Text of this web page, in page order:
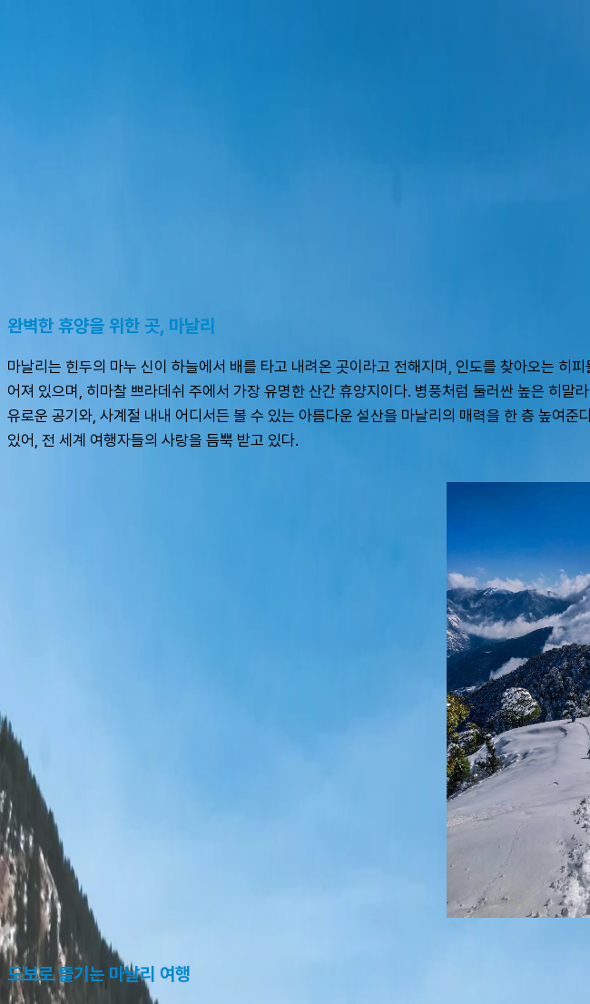
완벽한 휴양을 위한 곳, 마날리
마날리는 힌두의 마누 신이 하늘에서 배를 타고 내려온 곳이라고 전해지며, 인도를 찾아오는
어져 있으며, 히마찰 쁘라데쉬 주에서 가장 유명한 산간 휴양지이다. 병풍처럼 둘러싼 높은 히
유로운 공기와, 사계절 내내 어디서든 볼 수 있는 아름다운 설산을 마날리의 매력을 한 층 높여
있어, 전 세계 여행자들의 사랑을 듬뿍 받고 있다.
도보로 즐기는 마날리 여행